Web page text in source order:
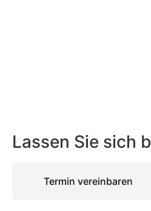
Lassen Sie sich
Termin vereinbaren